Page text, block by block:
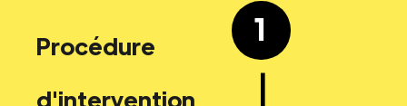
Procédure
d'intervention
1
|